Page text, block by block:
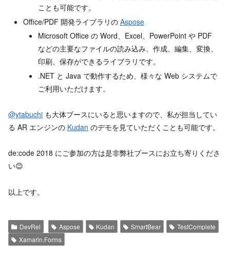
ことも可能です。
Office/PDF 開発ライブラリの Aspose
Microsoft Office の Word、Excel、PowerPoint や PDF
などの主要なファイルの読み込み、作成、編集、変換、
印刷、保存ができるライブラリです。
.NET と Java で動作するため、様々な Web システムで
ご利用いただけます。
@ytabuchi も大体ブースにいると思いますので、私が担当してい
る AR エンジンの Kudan のデモを見ていただくことも可能です。
de:code 2018 にご参加の方は是非弊社ブースにお立ち寄りくださ
い😊
以上です。
DevRel Aspose Kudan SmartBear
TestComplete
Xamarin.Forms